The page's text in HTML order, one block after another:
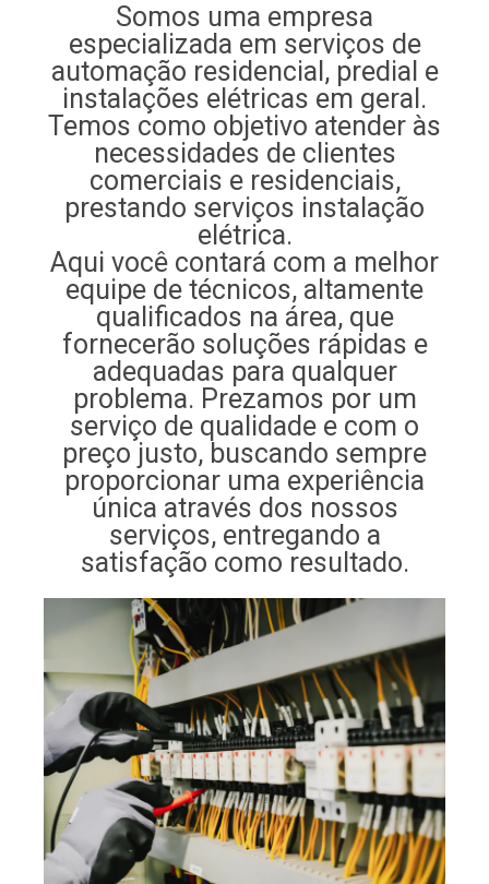
Somos uma empresa
especializada em serviços de
automação residencial, predial e
instalações elétricas em geral.
Temos como objetivo atender às
necessidades de clientes
comerciais e residenciais,
prestando serviços instalação
elétrica.
Aqui você contará com a melhor
equipe de técnicos, altamente
qualificados na área, que
fornecerão soluções rápidas e
adequadas para qualquer
problema. Prezamos por um
serviço de qualidade e com o
preço justo, buscando sempre
proporcionar uma experiência
única através dos nossos
serviços, entregando a
satisfação como resultado.